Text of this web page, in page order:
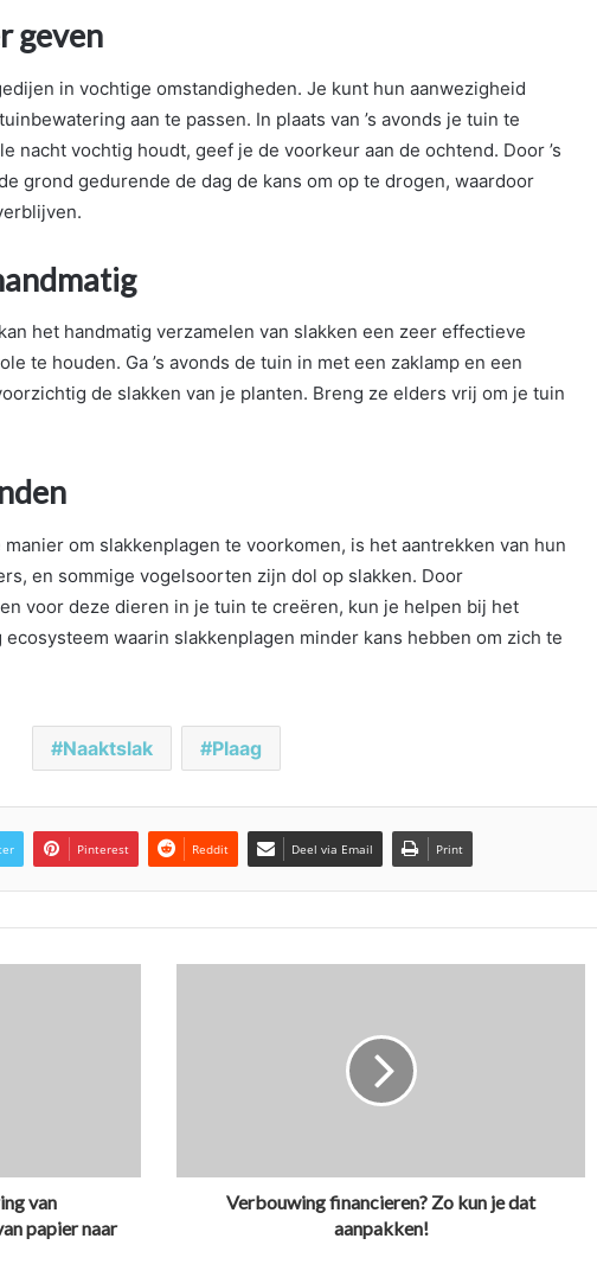
geven
in vochtige omstandigheden. Je kunt hun aanwezigheid
aan te passen. In plaats van ’s avonds je tuin te
nacht vochtig houdt, geef je de voorkeur aan de ochtend. Door ’s
grond gedurende de dag de kans om op te drogen, waardoor
het handmatig verzamelen van slakken een zeer effectieve
te houden. Ga ’s avonds de tuin in met een zaklamp en een
de slakken van je planten. Breng ze elders vrij om je tuin
om slakkenplagen te voorkomen, is het aantrekken van hun
en sommige vogelsoorten zijn dol op slakken. Door
voor deze dieren in je tuin te creëren, kun je helpen bij het
waarin slakkenplagen minder kans hebben om zich te
Naaktslak Plaag
Pinterest Reddit Deel via Email Print
van
papier naar
Verbouwing financieren? Zo kun je dat
aanpakken!